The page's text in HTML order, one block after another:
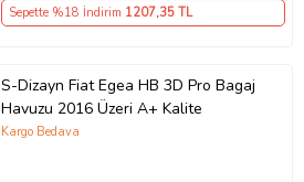
Sepette %18 İndirim 1207,35 TL
S-Dizayn Fiat Egea HB 3D Pro Bagaj
Havuzu 2016 Üzeri A+ Kalite
Kargo Bedava